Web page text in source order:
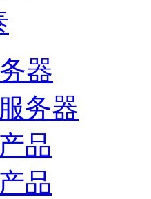
器
务器
品
品